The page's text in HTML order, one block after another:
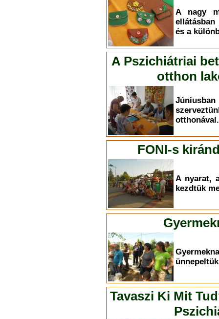
A nagy
és a
A Pszichiátriai
otthon
otthonával.
FONI-s
A nyarat,
kezdtük
Tavaszi Ki Mit